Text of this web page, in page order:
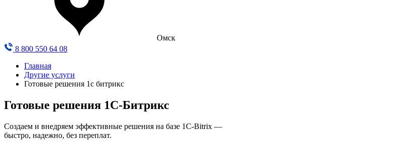
Омск
8 800 550 64 08
Главная
Другие услуги
Готовые решения 1с битрикс
Готовые решения 1С-Битрикс
Создаем и внедряем эффективные решения на базе 1C‑Bitrix —
быстро, надежно, без переплат.